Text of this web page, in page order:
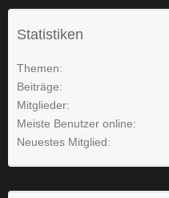
Statistiken
Themen
Beiträge
Mitglieder
Meiste Benutzer online
Neuestes Mitglied